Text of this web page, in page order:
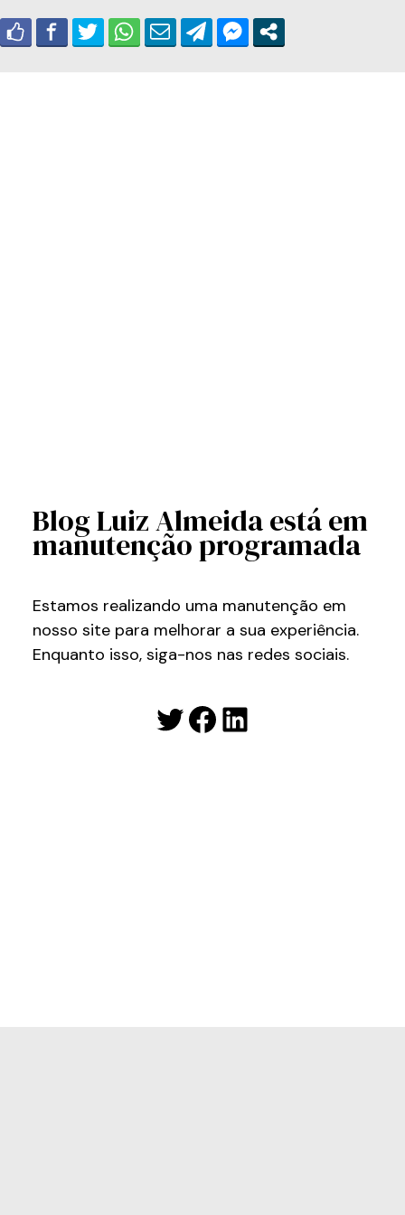
Blog Luiz Almeida está em
manutenção programada
Estamos realizando uma manutenção em
nosso site para melhorar a sua experiência.
Enquanto isso, siga-nos nas redes sociais.
Twitter
Facebook
LinkedIn